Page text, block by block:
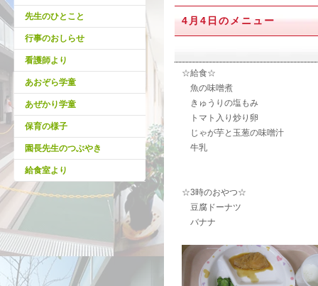
先生のひとこと
行事のおしらせ
看護師より
あおぞら学童
あぜかり学童
保育の様子
園長先生のつぶやき
給食室より
4月4日のメニュー
☆給食☆
魚の味噌煮
きゅうりの塩もみ
トマト入り炒り卵
じゃが芋と玉葱の味噌汁
牛乳
☆3時のおやつ☆
豆腐ドーナツ
バナナ